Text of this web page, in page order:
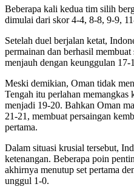
Beberapa kali kedua tim silih
dimulai dari skor 4-4, 8-8, 9-9,
Setelah duel berjalan ketat,
permainan dan berhasil
menjauh dengan keunggulan 17-
Meski demikian, Oman tidak
Tengah itu perlahan memangkas
menjadi 19-20. Bahkan Oman
21-21, membuat persaingan
pertama.
Dalam situasi krusial tersebut,
ketenangan. Beberapa poin
akhirnya menutup set pertama
unggul 1-0.